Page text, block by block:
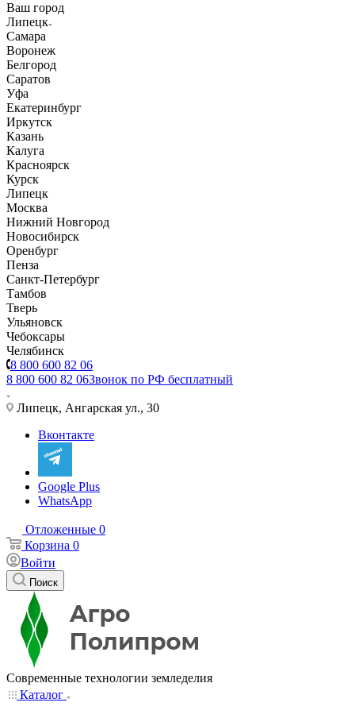
Ваш город
Липецк
Самара
Воронеж
Белгород
Саратов
Уфа
Екатеринбург
Иркутск
Казань
Калуга
Красноярск
Курск
Липецк
Москва
Нижний Новгород
Новосибирск
Оренбург
Пенза
Санкт-Петербург
Тамбов
Тверь
Ульяновск
Чебоксары
Челябинск
8 800 600 82 06
8 800 600 82 06Звонок по РФ бесплатный
Липецк, Ангарская ул., 30
Вконтакте
Google Plus
WhatsApp
Отложенные 0
Корзина 0
Войти
Поиск
Современные технологии земледелия
Каталог